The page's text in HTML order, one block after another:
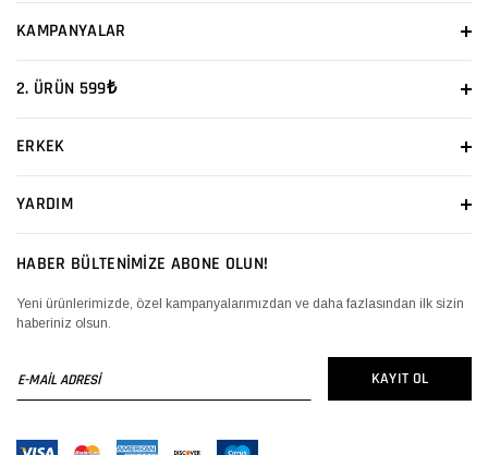
KAMPANYALAR
2. ÜRÜN 599₺
ERKEK
YARDIM
HABER BÜLTENİMİZE ABONE OLUN!
Yeni ürünlerimizde, özel kampanyalarımızdan ve daha fazlasından ilk sizin
haberiniz olsun.
MAİL
KAYIT OL